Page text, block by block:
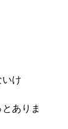
け
ありま